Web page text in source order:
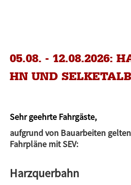
05.08. - 12.08.2026:
HN UND
Sehr geehrte Fahrgäste,
aufgrund von Bauarbeiten
Fahrpläne mit SEV:
Harzquerbahn